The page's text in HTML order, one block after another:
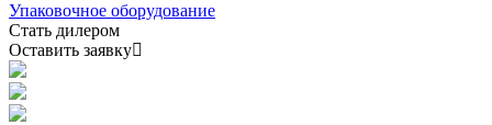
Упаковочное оборудование
Стать дилером
Оставить заявку